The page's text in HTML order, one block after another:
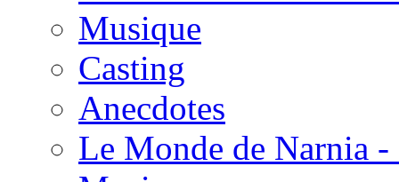
Musique
Casting
Anecdotes
Le Monde de Narnia